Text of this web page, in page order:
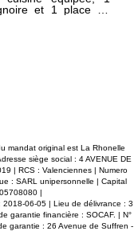
et 1 place de
mandat original est La Rhonelle
siège social : 4 AVENUE DE
| RCS : Valenciennes | Numero
: SARL unipersonnelle | Capital
|
06-05 | Lieu de délivrance : 3
garantie financière : SOCAF. | N°
garantie : 26 Avenue de Suffren -